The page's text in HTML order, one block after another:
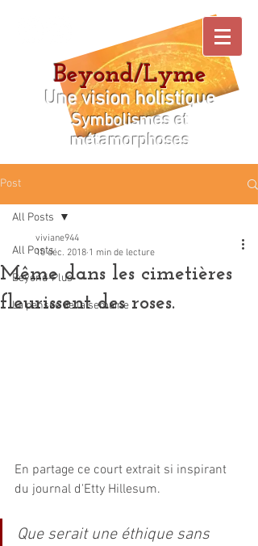
Beyond/Lyme
Une vision holistique
Symbolismes et
métamorphoses
Post
All Posts
Beyond-Plus
La pensée de la semaine
All Posts
Même dans les cimetières
fleurissent des roses.
viviane944
10 déc. 2018 1 min de lecture
En partage ce court extrait si inspirant
du journal d'Etty Hillesum.
Que serait une éthique sans